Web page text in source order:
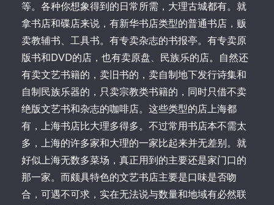
等。各种你想象得到的日常所需，大理古城都有。就
拿书店和碟店来说，有新华书店类型的普通书店，贩
卖教辅书、工具书。有专卖杂志的书报亭。有专卖原
版书和DVD的店，也有卖原盘、民族乐的店。自然还
有卖文艺书籍的，卖旧书的，卖自制地下发行诗集和
自制民族乐器的，只卖宗教类书籍的，同时只借不卖
绝版文艺书和杂志的咖啡店。这些类型的店上海都
有，上海书店比大理多得多。不过常用书店本不需太
多，上海的许多家和大理的一家比起来并无差别。就
好似上海无数多菜场，真正用到的主要还是家门口的
那一家。而颇具特色的文艺书店主要是口味是否吻
合，可遇不可求，实在无法说与数量和地域有必然联